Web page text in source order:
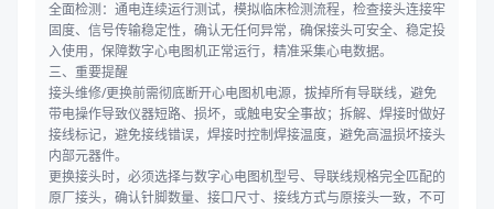
全面检测：通电连续运行测试，模拟临床检测流程，检查接头连接牢
固度、信号传输稳定性，确认无任何异常，确保接头可安全、稳定投
入使用，保障数字心电图机正常运行，精准采集心电数据。
三、重要提醒
接头维修/更换前需彻底断开心电图机电源，拔掉所有导联线，避免
带电操作导致仪器短路、损坏，或触电安全事故；拆解、焊接时做好
接线标记，避免接线错误，焊接时控制焊接温度，避免高温损坏接头
内部元器件。
更换接头时，必须选择与数字心电图机型号、导联线规格完全匹配的
原厂接头，确认针脚数量、接口尺寸、接线方式与原接头一致，不可